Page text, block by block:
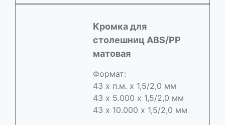
Кромка для
столешниц ABS/РР
матовая
Формат:
43 х п.м. х 1,5/2,0 мм
43 х 5.000 х 1,5/2,0 мм
43 х 10.000 х 1,5/2,0 мм